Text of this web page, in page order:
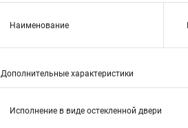
Наименование
Дополнительные характеристики
Исполнение в виде остекленной двери